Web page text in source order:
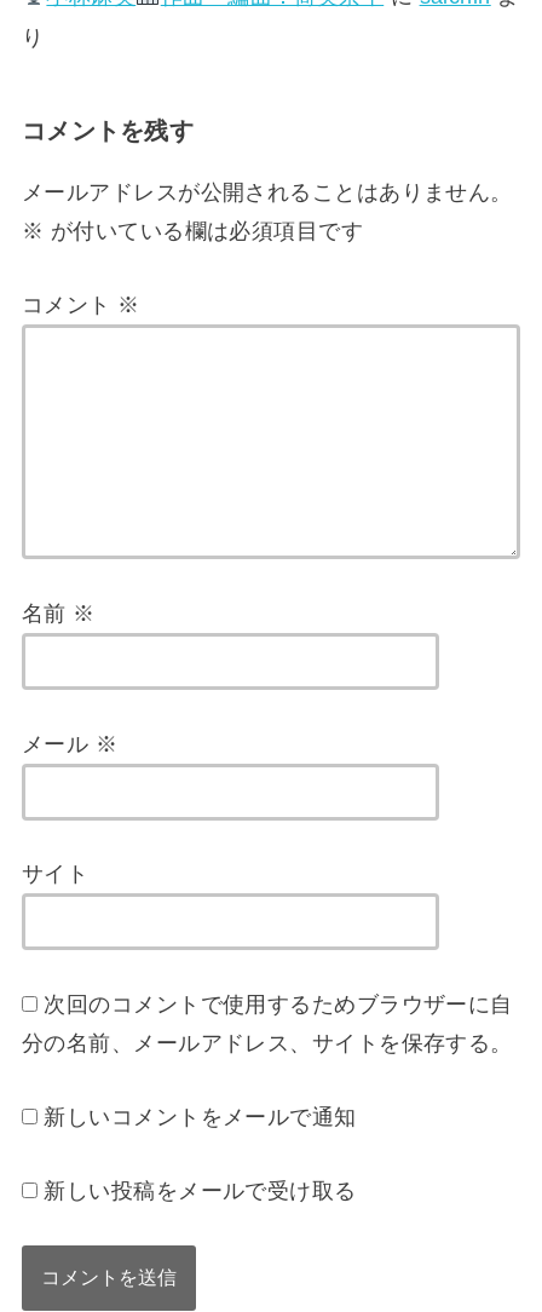
り
コメントを残す
メールアドレスが公開されることはありません。
※ が付いている欄は必須項目です
コメント ※
名前 ※
メール ※
サイト
次回のコメントで使用するためブラウザーに自
分の名前、メールアドレス、サイトを保存する。
新しいコメントをメールで通知
新しい投稿をメールで受け取る